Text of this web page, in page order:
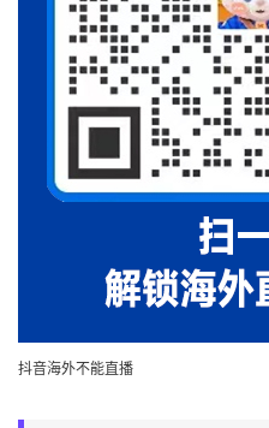
抖音海外不能直播